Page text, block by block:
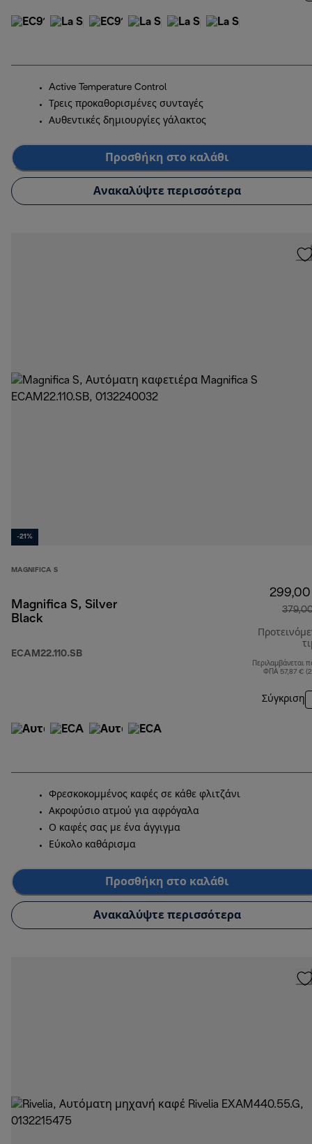
Active Temperature Control
Τρεις προκαθορισμένες συνταγές
Αυθεντικές δημιουργίες γάλακτος
Προσθήκη στο καλάθι
Ανακαλύψτε περισσότερα
-21%
MAGNIFICA S
Magnifica S, Silver
Black
ECAM22.110.SB
Περιλαμβάνεται
ΦΠΑ 57,87 €
Σύγκριση
Φρεσκοκομμένος καφές σε κάθε φλιτζάνι
Ακροφύσιο ατμού για αφρόγαλα
Ο καφές σας με ένα άγγιγμα
Εύκολο καθάρισμα
Προσθήκη στο καλάθι
Ανακαλύψτε περισσότερα